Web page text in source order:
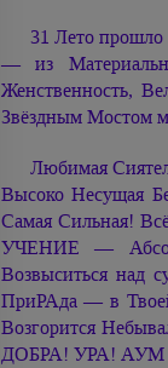
31 Лето
— из
Женственность,
Звёздным Мостом
Любимая
Высоко Несущая
Самая Сильная!
УЧЕНИЕ —
Возвыситься над
ПриРАда — в
Возгорится
ДОБРА! УРА! АУМ